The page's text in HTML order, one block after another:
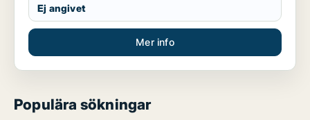
Ej angivet
Mer info
Populära sökningar